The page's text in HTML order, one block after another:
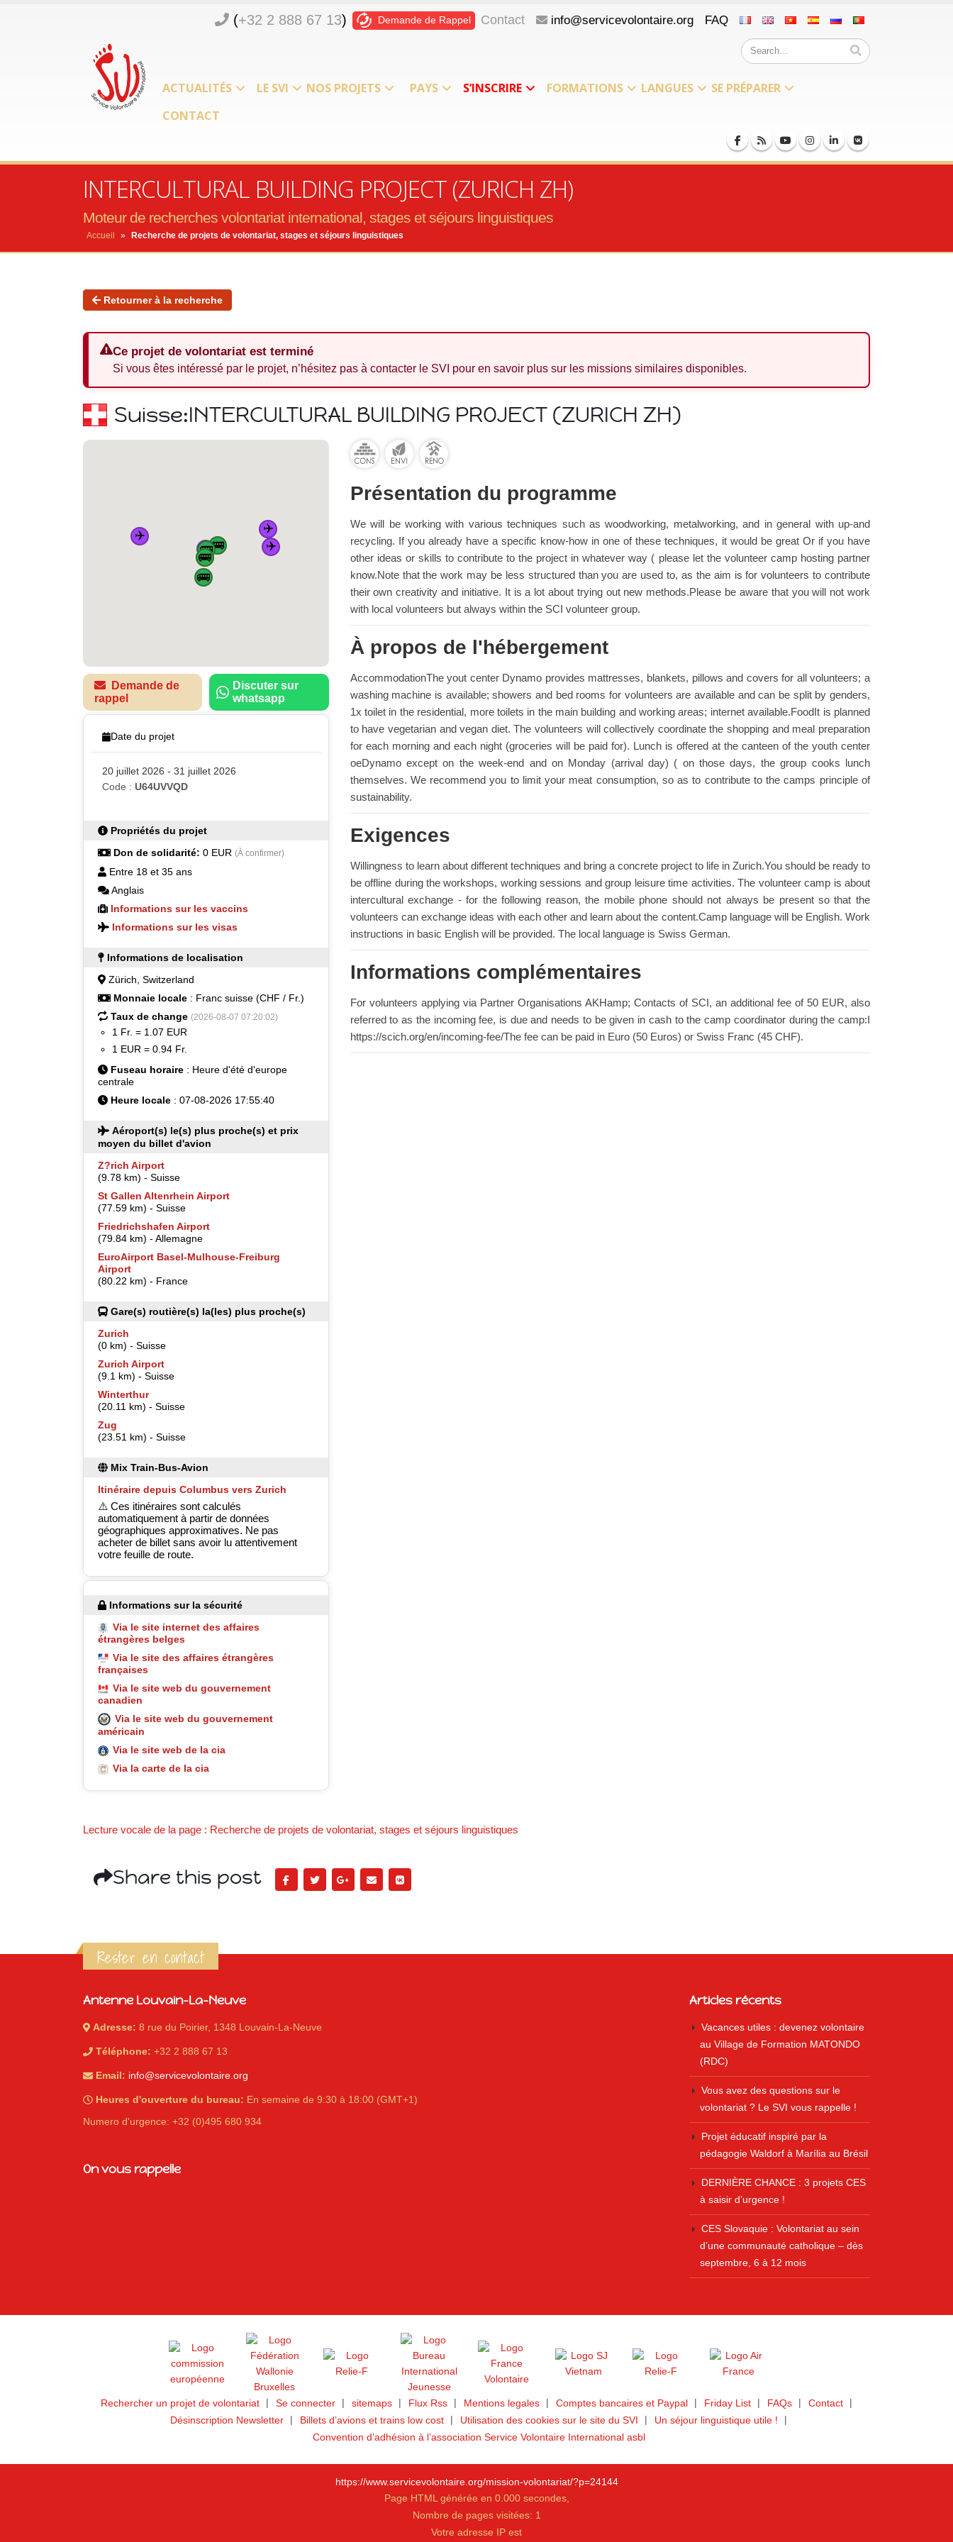
(+32 2 888 67 13) Demande de Rappel Contact info@servicevolontaire.org FAQ
ACTUALITÉS LE SVI NOS PROJETS PAYS S’INSCRIRE FORMATIONS LANGUES
SE PRÉPARER
CONTACT
INTERCULTURAL BUILDING PROJECT (ZURICH ZH)
Moteur de recherches volontariat international, stages et séjours linguistiques
Accueil » Recherche de projets de volontariat, stages et séjours linguistiques
Retourner à la recherche
Ce projet de volontariat est terminé
Si vous êtes intéressé par le projet, n’hésitez pas à contacter le SVI pour en savoir plus sur les missions similaires disponibles.
Suisse:INTERCULTURAL BUILDING PROJECT (ZURICH ZH)
🏠
🚌
🚌
🚌
🚌
✈️
✈️
✈️
✈️
Demande de
rappel
Discuter sur
whatsapp
Date du projet
20 juillet 2026 - 31 juillet 2026
Code : U64UVVQD
Propriétés du projet
Don de solidarité: 0 EUR (À confirmer)
Entre 18 et 35 ans
Anglais
Informations sur les vaccins
Informations sur les visas
Informations de localisation
Zürich, Switzerland
Monnaie locale: Franc suisse (CHF / Fr.)
Taux de change (2026-08-07 07:20:02)
1 Fr. = 1.07 EUR
1 EUR = 0.94 Fr.
Fuseau horaire : Heure d'été d'europe
centrale
Heure locale : 07-08-2026 17:55:40
Aéroport(s) le(s) plus proche(s) et prix
moyen du billet d'avion
Z?rich Airport
(9.78 km) - Suisse
St Gallen Altenrhein Airport
(77.59 km) - Suisse
Friedrichshafen Airport
(79.84 km) - Allemagne
EuroAirport Basel-Mulhouse-Freiburg
Airport
(80.22 km) - France
Gare(s) routière(s) la(les) plus proche(s)
Zurich
(0 km) - Suisse
Zurich Airport
(9.1 km) - Suisse
Winterthur
(20.11 km) - Suisse
Zug
(23.51 km) - Suisse
Mix Train-Bus-Avion
Itinéraire depuis Columbus vers Zurich
⚠️ Ces itinéraires sont calculés
automatiquement à partir de données
géographiques approximatives. Ne pas
acheter de billet sans avoir lu attentivement
votre feuille de route.
Informations sur la sécurité
Via le site internet des affaires
étrangères belges
Via le site des affaires étrangères
françaises
Via le site web du gouvernement
canadien
Via le site web du gouvernement
américain
Via le site web de la cia
Via la carte de la cia
Présentation du programme
We will be working with various techniques such as woodworking, metalworking, and in general with up-and
recycling. If you already have a specific know-how in one of these techniques, it would be great Or if you have
other ideas or skills to contribute to the project in whatever way ( please let the volunteer camp hosting partner
know.Note that the work may be less structured than you are used to, as the aim is for volunteers to contribute
their own creativity and initiative. It is a lot about trying out new methods.Please be aware that you will not work
with local volunteers but always within the SCI volunteer group.
À propos de l'hébergement
AccommodationThe yout center Dynamo provides mattresses, blankets, pillows and covers for all volunteers; a
washing machine is available; showers and bed rooms for volunteers are available and can be split by genders,
1x toilet in the residential, more toilets in the main building and working areas; internet available.FoodIt is planned
to have vegetarian and vegan diet. The volunteers will collectively coordinate the shopping and meal preparation
for each morning and each night (groceries will be paid for). Lunch is offered at the canteen of the youth center
oeDynamo except on the week-end and on Monday (arrival day) ( on those days, the group cooks lunch
themselves. We recommend you to limit your meat consumption, so as to contribute to the camps principle of
sustainability.
Exigences
Willingness to learn about different techniques and bring a concrete project to life in Zurich.You should be ready to
be offline during the workshops, working sessions and group leisure time activities. The volunteer camp is about
intercultural exchange - for the following reason, the mobile phone should not always be present so that the
volunteers can exchange ideas with each other and learn about the content.Camp language will be English. Work
instructions in basic English will be provided. The local language is Swiss German.
Informations complémentaires
For volunteers applying via Partner Organisations AKHamp; Contacts of SCI, an additional fee of 50 EUR, also
referred to as the incoming fee, is due and needs to be given in cash to the camp coordinator during the camp:I
https://scich.org/en/incoming-fee/The fee can be paid in Euro (50 Euros) or Swiss Franc (45 CHF).
Lecture vocale de la page : Recherche de projets de volontariat, stages et séjours linguistiques
Share this post
Rester en contact
Antenne Louvain-La-Neuve
Adresse: 8 rue du Poirier, 1348 Louvain-La-Neuve
Téléphone: +32 2 888 67 13
Email: info@servicevolontaire.org
Heures d'ouverture du bureau: En semaine de 9:30 à 18:00 (GMT+1)
Numero d'urgence: +32 (0)495 680 934
On vous rappelle
Articles récents
Vacances utiles : devenez volontaire
au Village de Formation MATONDO
(RDC)
Vous avez des questions sur le
volontariat ? Le SVI vous rappelle !
Projet éducatif inspiré par la
pédagogie Waldorf à Marília au Brésil
DERNIÈRE CHANCE : 3 projets CES
à saisir d’urgence !
CES Slovaquie : Volontariat au sein
d’une communauté catholique – dès
septembre, 6 à 12 mois
Rechercher un projet de volontariat Se connecter sitemaps Flux Rss Mentions legales Comptes bancaires et Paypal Friday List FAQs
Contact
Désinscription Newsletter
Billets d’avions et trains low cost Utilisation des cookies sur le site du SVI
Un séjour linguistique utile !
Convention d’adhésion à l’association Service Volontaire International asbl
https://www.servicevolontaire.org/mission-volontariat/?p=24144
Page HTML générée en 0.000 secondes,
Nombre de pages visitées: 1
Votre adresse IP est